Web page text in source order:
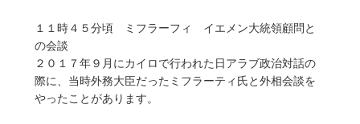
１１時４５分頃 ミフラーフィ イエメン大統領顧問と
の会談
２０１７年９月にカイロで行われた日アラブ政治対話の
際に、当時外務大臣だったミフラーティ氏と外相会談を
やったことがあります。